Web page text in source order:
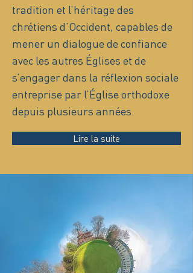
tradition et l’héritage des
chrétiens d’Occident, capables de
mener un dialogue de confiance
avec les autres Églises et de
s’engager dans la réflexion sociale
entreprise par l’Église orthodoxe
depuis plusieurs années.
Lire la suite